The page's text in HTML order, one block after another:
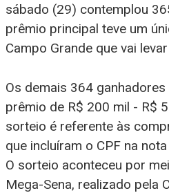
sábado (29) contemplou
prêmio principal teve um
Campo Grande que vai
Os demais 364
prêmio de R$ 200 mil - R$
sorteio é referente às
que incluíram o CPF na
O sorteio aconteceu por
Mega-Sena, realizado pela